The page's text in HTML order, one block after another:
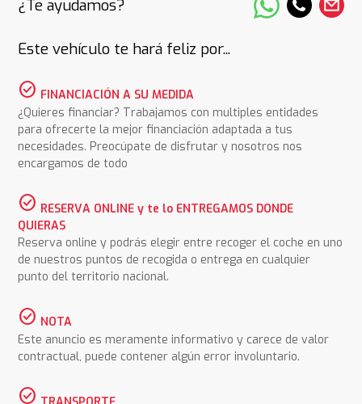
¿Te ayudamos?
Este vehículo te hará feliz por...
check_circle FINANCIACIÓN A SU MEDIDA
¿Quieres financiar? Trabajamos con multiples entidades
para ofrecerte la mejor financiación adaptada a tus
necesidades. Preocúpate de disfrutar y nosotros nos
encargamos de todo
check_circle RESERVA ONLINE y te lo ENTREGAMOS DONDE
QUIERAS
Reserva online y podrás elegir entre recoger el coche en uno
de nuestros puntos de recogida o entrega en cualquier
punto del territorio nacional.
check_circle NOTA
Este anuncio es meramente informativo y carece de valor
contractual, puede contener algún error involuntario.
check_circle